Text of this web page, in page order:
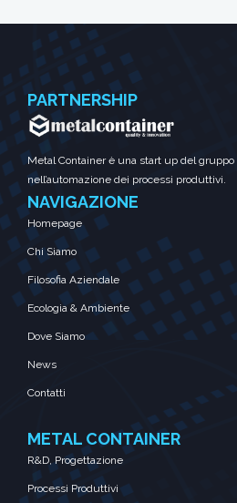
PARTNERSHIP
Metal Container è una start up del
nell’automazione dei processi produttivi.
NAVIGAZIONE
Homepage
Chi Siamo
Filosofia Aziendale
Ecologia & Ambiente
Dove Siamo
News
Contatti
METAL CONTAINER
R&D, Progettazione
Processi Produttivi